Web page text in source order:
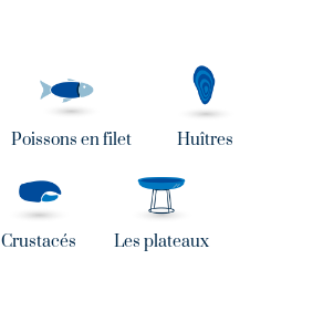
Poissons en filet Huîtres
Crustacés Les plateaux